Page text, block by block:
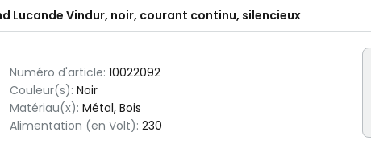
Lucande Vindur, noir, courant continu, silencieux
Numéro d'article: 10022092
Couleur(s): Noir
Matériau(x): Métal, Bois
Alimentation (en Volt): 230